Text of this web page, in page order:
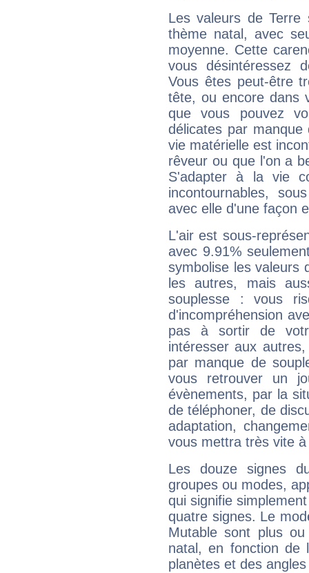
Les valeurs de Terre
thème natal, avec
moyenne. Cette
vous désintéressez
Vous êtes peut-être
tête, ou encore dans
que vous pouvez
délicates par
vie matérielle est
rêveur ou que l'on a
S'adapter à la vie
incontournables,
avec elle d'une façon
L'air est sous-
avec 9.91%
symbolise les valeurs
les autres, mais
souplesse : vous
d'incompréhension
pas à sortir de
intéresser aux
par manque de
vous retrouver un
évènements, par la
de téléphoner, de
adaptation,
vous mettra très vite
Les douze signes
groupes ou modes,
qui signifie
quatre signes. Le
Mutable sont plus
natal, en fonction de
planètes et des